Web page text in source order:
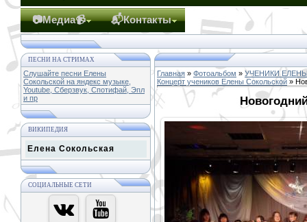
📷Медиа📹 📬Контакты
ПЕСНИ НА СТРИМАХ
Слушайте песни Елены
Сокольской на яндекс музыке,
Youtube, Сберзвук, Спотифай, Эпл
и пр
ВИКИПЕДИЯ
Елена Сокольская
СОЦИАЛЬНЫЕ СЕТИ
Главная » Фотоальбом » УЧЕНИКИ
Концерт учеников Елены Сокольской »